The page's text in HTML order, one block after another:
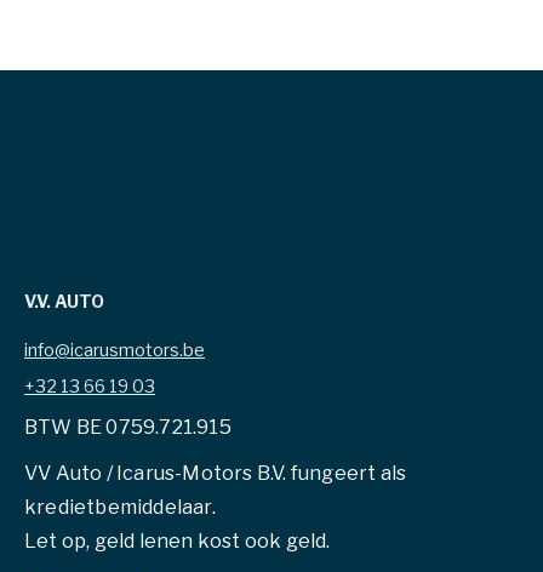
V.V. AUTO
info@icarusmotors.be
+32 13 66 19 03
BTW BE 0759.721.915
VV Auto / Icarus-Motors B.V. fungeert als
kredietbemiddelaar.
Let op, geld lenen kost ook geld.